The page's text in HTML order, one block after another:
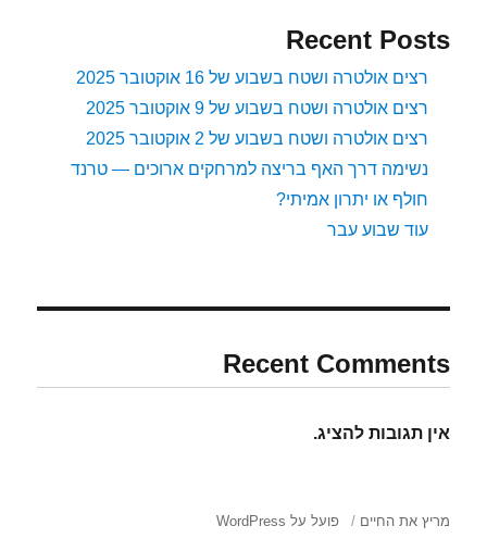
Recent Posts
רצים אולטרה ושטח בשבוע של 16 אוקטובר 2025
רצים אולטרה ושטח בשבוע של 9 אוקטובר 2025
רצים אולטרה ושטח בשבוע של 2 אוקטובר 2025
נשימה דרך האף בריצה למרחקים ארוכים — טרנד
חולף או יתרון אמיתי?
עוד שבוע עבר
Recent Comments
אין תגובות להציג.
מריץ את החיים פועל על WordPress